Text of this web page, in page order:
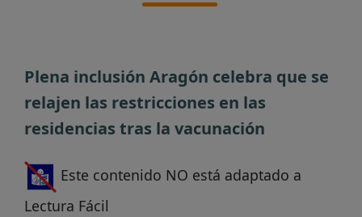
Plena inclusión Aragón celebra que se
relajen las restricciones en las
residencias tras la vacunación
Este contenido NO está adaptado a
Lectura Fácil